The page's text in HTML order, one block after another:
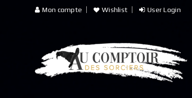
Mon compte Wishlist User Login